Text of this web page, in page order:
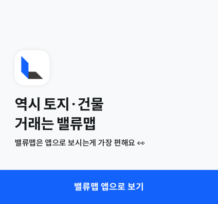
역시 토지·건물
거래는 밸류맵
밸류맵은 앱으로 보시는게 가장 편해요 👀
밸류맵 앱으로 보기